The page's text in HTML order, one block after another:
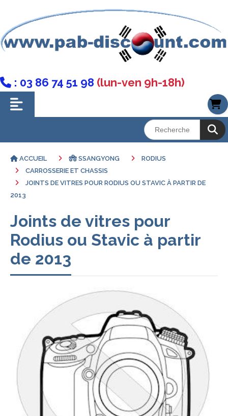
 : 03 86 74 51 98 (lun-ven 9h-18h)
ACCUEIL SSANGYONG
RODIUS
CARROSSERIE ET CHASSIS
JOINTS DE VITRES POUR RODIUS OU STAVIC À PARTIR DE
2013
Joints de vitres pour
Rodius ou Stavic à partir
de 2013